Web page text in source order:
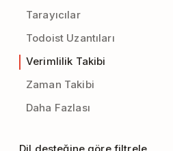
Tarayıcılar
Todoist Uzantıları
Verimlilik Takibi
Zaman Takibi
Daha Fazlası